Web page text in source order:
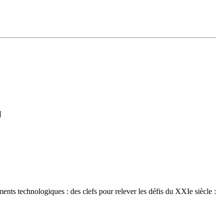
technologiques : des clefs pour relever les défis du XXIe siècle :